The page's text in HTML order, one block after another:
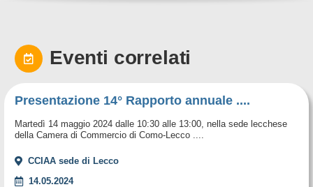
Eventi correlati
Presentazione 14° Rapporto annuale ....
Martedì 14 maggio 2024 dalle 10:30 alle 13:00, nella sede lecchese
della Camera di Commercio di Como-Lecco ....
CCIAA sede di Lecco
14.05.2024